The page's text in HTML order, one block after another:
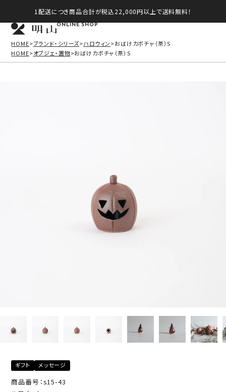
1配送につき商品合計が税込22,000円以上で送料無料！
ONLINE SHOP
HOME ブランド・シリーズ ハロウィン
おばけカボチャ（茶）S
HOME
オブジェ・置物 おばけカボチャ（茶）S
ギフト メッセージ
商品番号：s15-43